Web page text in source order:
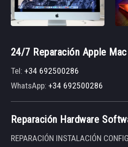
24/7 Reparación Apple
Tel:+34 692500286
WhatsApp:+34 692500286
Reparación Hardware
REPARACIÓN INSTALACIÓN